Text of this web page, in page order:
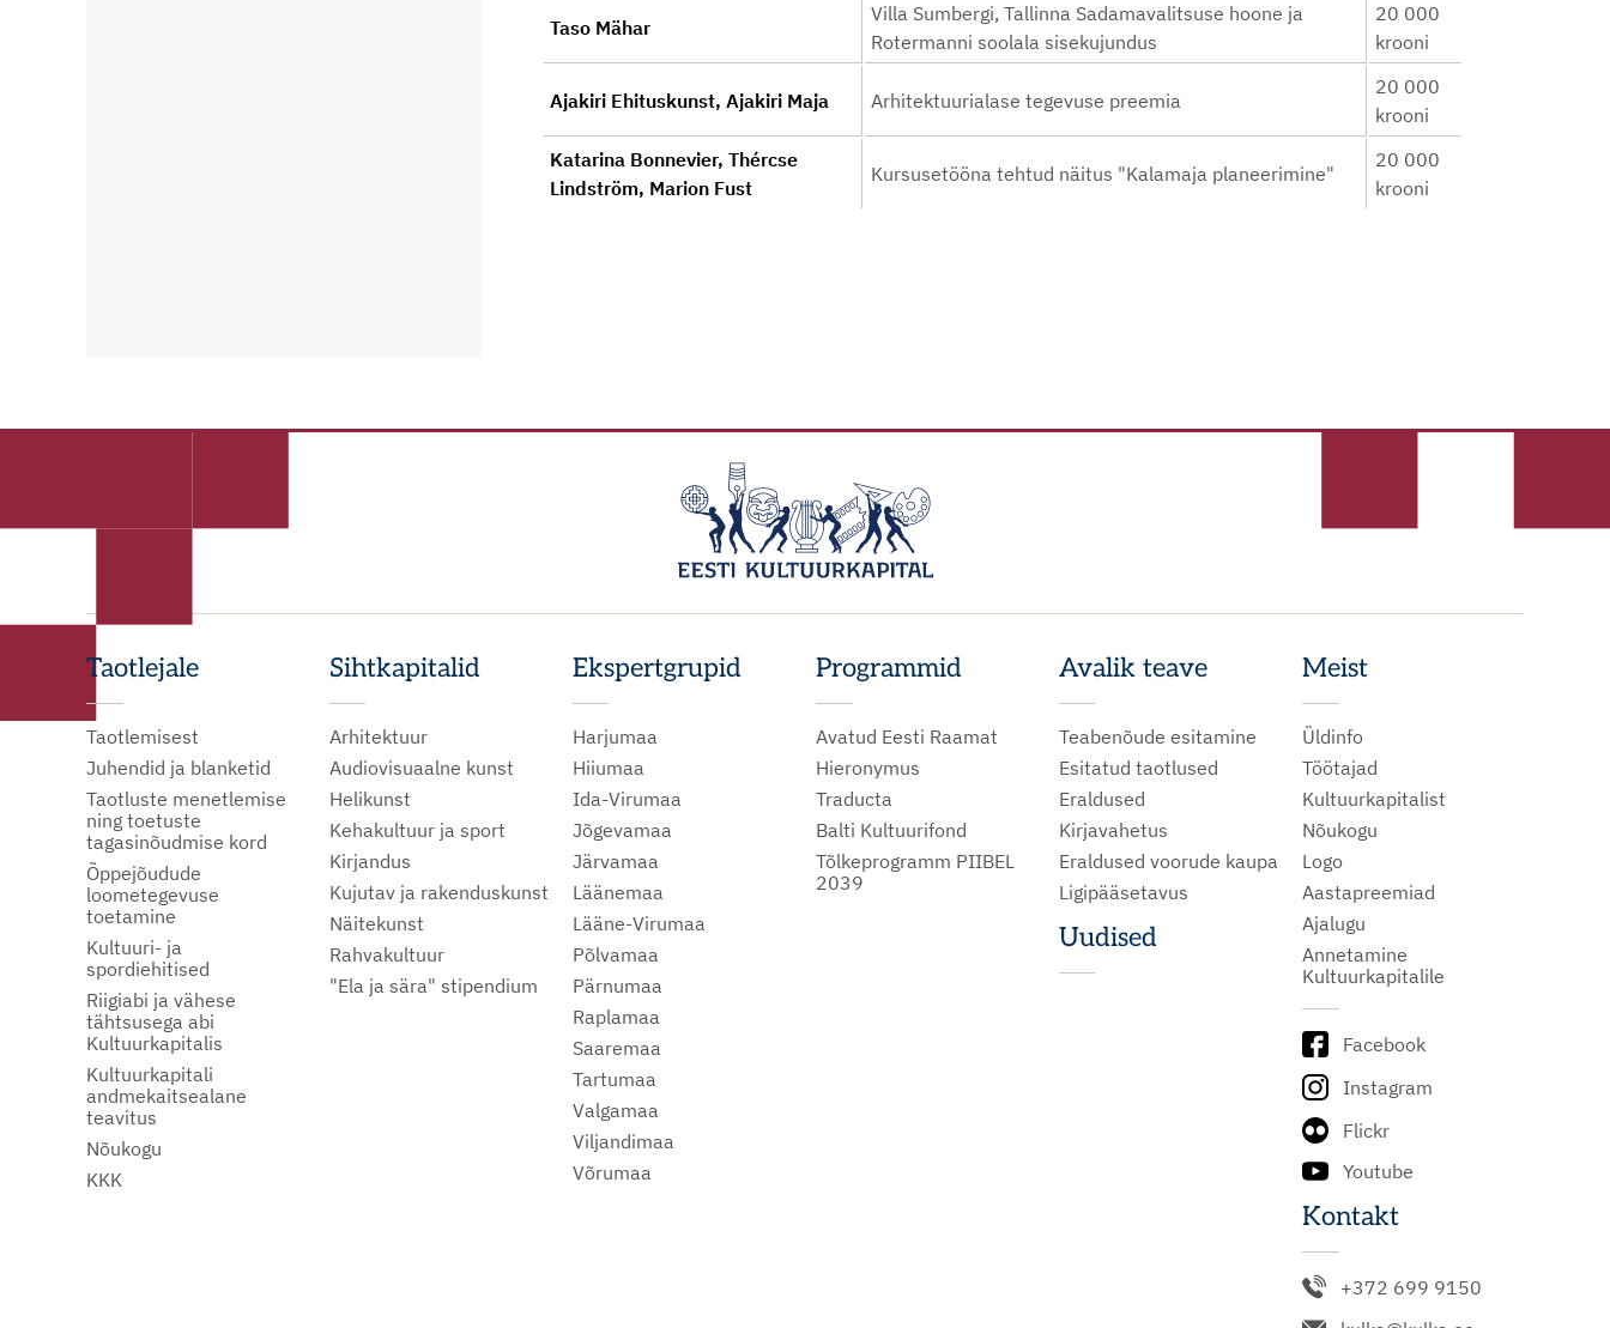
Taso Mähar
Villa Sumbergi, Tallinna Sadamavalitsuse hoone ja
Rotermanni soolala sisekujundus
20 000
krooni
Ajakiri Ehituskunst, Ajakiri Maja Arhitektuurialase tegevuse preemia
20 000
krooni
Katarina Bonnevier, Thércse
Lindström, Marion Fust
Kursusetööna tehtud näitus "Kalamaja planeerimine"
20 000
krooni
Taotlejale
Taotlemisest
Juhendid ja blanketid
Taotluste menetlemise
ning toetuste
tagasinõudmise kord
Õppejõudude
loometegevuse
toetamine
Kultuuri- ja
spordiehitised
Riigiabi ja vähese
tähtsusega abi
Kultuurkapitalis
Kultuurkapitali
andmekaitsealane
teavitus
Nõukogu
KKK
Sihtkapitalid
Arhitektuur
Audiovisuaalne kunst
Helikunst
Kehakultuur ja sport
Kirjandus
Kujutav ja rakenduskunst
Näitekunst
Rahvakultuur
"Ela ja sära" stipendium
Ekspertgrupid
Harjumaa
Hiiumaa
Ida-Virumaa
Jõgevamaa
Järvamaa
Läänemaa
Lääne-Virumaa
Põlvamaa
Pärnumaa
Raplamaa
Saaremaa
Tartumaa
Valgamaa
Viljandimaa
Võrumaa
Programmid
Avatud Eesti Raamat
Hieronymus
Traducta
Balti Kultuurifond
Tõlkeprogramm PIIBEL
2039
Avalik teave
Teabenõude esitamine
Esitatud taotlused
Eraldused
Kirjavahetus
Eraldused voorude kaupa
Ligipääsetavus
Uudised
Meist
Üldinfo
Töötajad
Kultuurkapitalist
Nõukogu
Logo
Aastapreemiad
Ajalugu
Annetamine
Kultuurkapitalile
Facebook
Instagram
Flickr
Youtube
Kontakt
+372 699 9150